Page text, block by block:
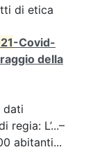
di etica
-Covid-
della
dati
regia: L’...–
abitanti...